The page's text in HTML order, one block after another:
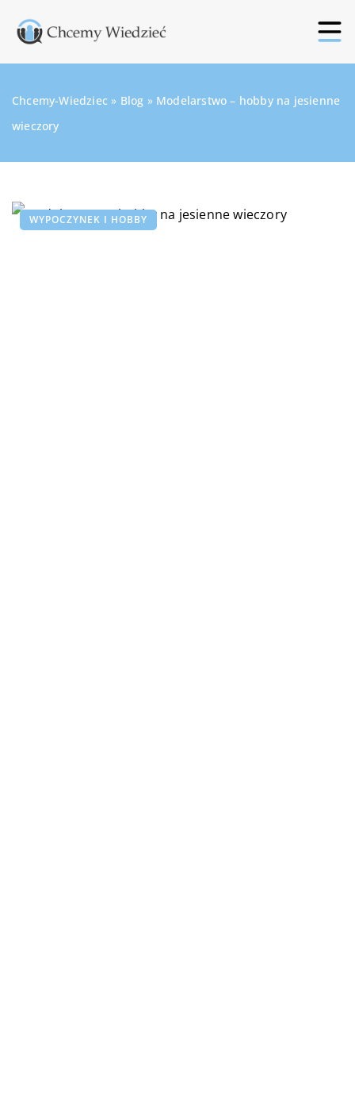
Chcemy-Wiedziec » Blog » Modelarstwo – hobby na jesienne
wieczory
WYPOCZYNEK I HOBBY